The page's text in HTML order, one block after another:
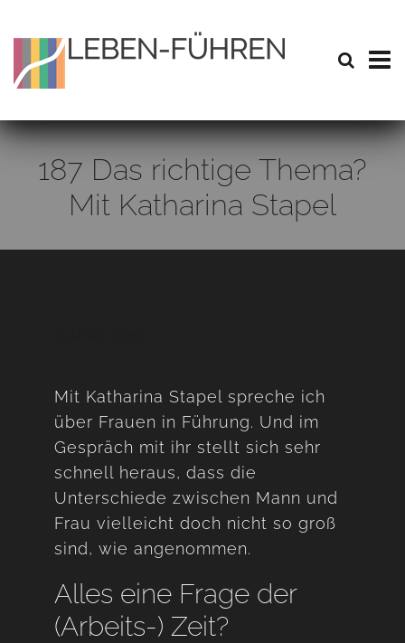
187 Das richtige Thema?
Mit Katharina Stapel
Mit Katharina Stapel spreche ich
über Frauen in Führung. Und im
Gespräch mit ihr stellt sich sehr
schnell heraus, dass die
Unterschiede zwischen Mann und
Frau vielleicht doch nicht so groß
sind, wie angenommen.
Alles eine Frage der
(Arbeits-) Zeit?